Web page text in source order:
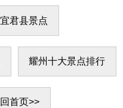
宜君县景点
耀州十大景点排行
首页>>